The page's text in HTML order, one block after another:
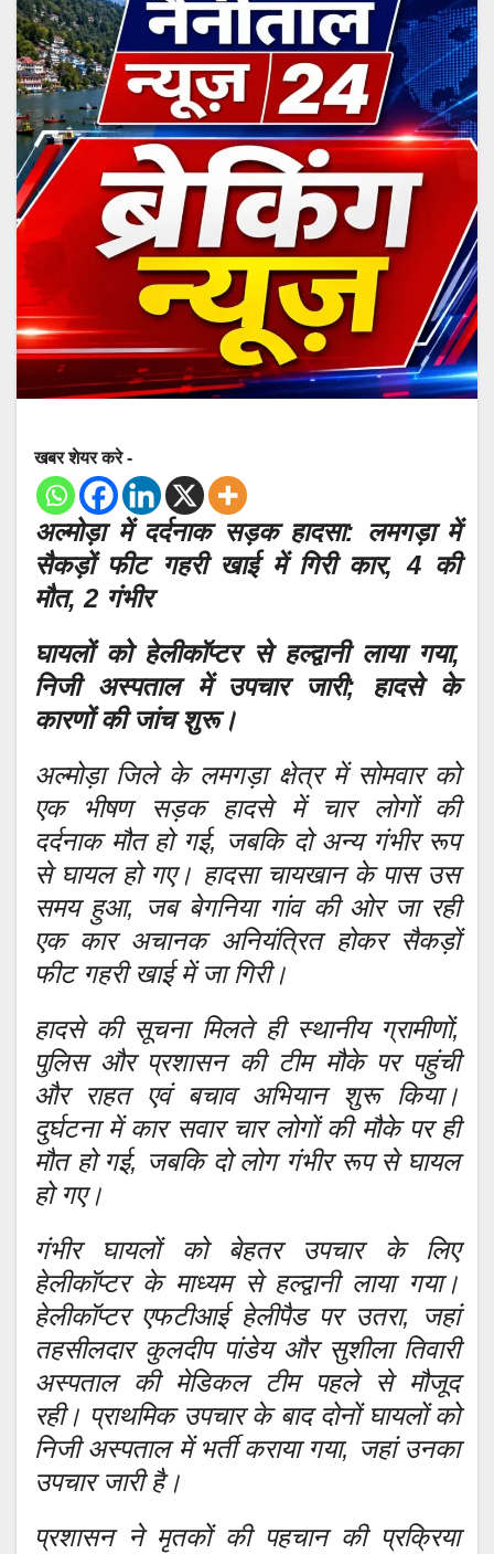
खबर शेयर करे -
अल्मोड़ा में दर्दनाक सड़क हादसा: लमगड़ा में
सैकड़ों फीट गहरी खाई में गिरी कार, 4 की
मौत, 2 गंभीर
घायलों को हेलीकॉप्टर से हल्द्वानी लाया गया,
निजी अस्पताल में उपचार जारी; हादसे के
कारणों की जांच शुरू।
अल्मोड़ा जिले के लमगड़ा क्षेत्र में सोमवार को
एक भीषण सड़क हादसे में चार लोगों की
दर्दनाक मौत हो गई, जबकि दो अन्य गंभीर रूप
से घायल हो गए। हादसा चायखान के पास उस
समय हुआ, जब बेगनिया गांव की ओर जा रही
एक कार अचानक अनियंत्रित होकर सैकड़ों
फीट गहरी खाई में जा गिरी।
हादसे की सूचना मिलते ही स्थानीय ग्रामीणों,
पुलिस और प्रशासन की टीम मौके पर पहुंची
और राहत एवं बचाव अभियान शुरू किया।
दुर्घटना में कार सवार चार लोगों की मौके पर ही
मौत हो गई, जबकि दो लोग गंभीर रूप से घायल
हो गए।
गंभीर घायलों को बेहतर उपचार के लिए
हेलीकॉप्टर के माध्यम से हल्द्वानी लाया गया।
हेलीकॉप्टर एफटीआई हेलीपैड पर उतरा, जहां
तहसीलदार कुलदीप पांडेय और सुशीला तिवारी
अस्पताल की मेडिकल टीम पहले से मौजूद
रही। प्राथमिक उपचार के बाद दोनों घायलों को
निजी अस्पताल में भर्ती कराया गया, जहां उनका
उपचार जारी है।
प्रशासन ने मृतकों की पहचान की प्रक्रिया